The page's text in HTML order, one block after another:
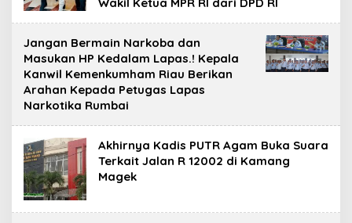
Jangan Bermain Narkoba dan
Masukan HP Kedalam Lapas.! Kepala
Kanwil Kemenkumham Riau Berikan
Arahan Kepada Petugas Lapas
Narkotika Rumbai
Akhirnya Kadis PUTR Agam Buka Suara
Terkait Jalan R 12002 di Kamang
Magek